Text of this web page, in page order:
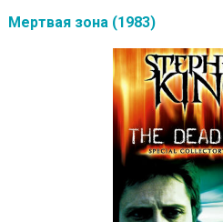
Мертвая зона (1983)